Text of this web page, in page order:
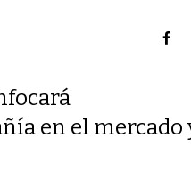
en el mercado